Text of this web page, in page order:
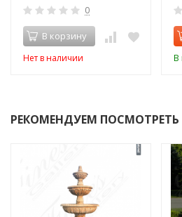
0
В корзину
Нет в наличии В
РЕКОМЕНДУЕМ ПОСМОТРЕТЬ